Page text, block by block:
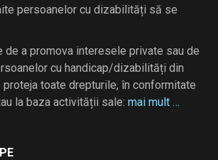
persoanelor cu dizabilități să se
de a promova interesele private sau de
cu handicap/dizabilități din
proteja toate drepturile, în conformitate
la baza activității sale: mai mult …